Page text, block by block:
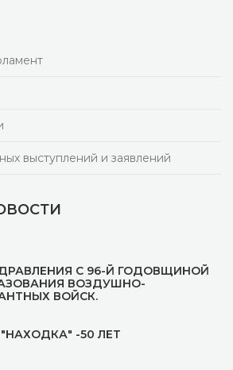
выступлений и заявлений
С 96-Й ГОДОВЩИНОЙ
ВОЗДУШНО-
ВОЙСК.
-50 ЛЕТ